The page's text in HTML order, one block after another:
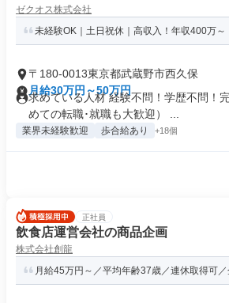
ゼクオス株式会社
未経験OK｜土日祝休｜高収入！年収400万～
〒180-0013東京都武蔵野市西久保
月給30万円～50万円
求めている人材 経験不問！学歴不問！
めての転職･就職も大歓迎） ...
業界未経験歓迎 歩合給あり +18個
正社員
飲食店運営会社の商品企画
株式会社創龍
月給45万円～／平均年齢37歳／連休取得可